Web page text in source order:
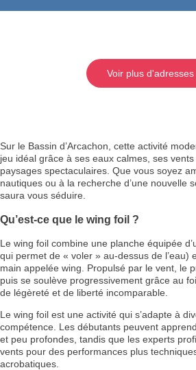
Voir plus d'adresses
Sur le Bassin d’Arcachon, cette activité
jeu idéal grâce à ses eaux calmes, ses
paysages spectaculaires. Que vous soyez
nautiques ou à la recherche d’une nouvelle
saura vous séduire.
Qu’est-ce que le wing foil ?
Le wing foil combine une planche équipée
qui permet de « voler » au-dessus de l’eau)
main appelée wing. Propulsé par le vent, le
puis se soulève progressivement grâce au
de légèreté et de liberté incomparable.
Le wing foil est une activité qui s’adapte à
compétence. Les débutants peuvent
et peu profondes, tandis que les experts
vents pour des performances plus
acrobatiques.